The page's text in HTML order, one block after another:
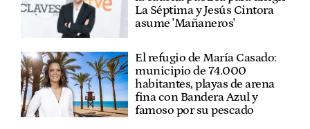
La Séptima y Jesús Cintora
asume 'Mañaneros'
El refugio de María Casado:
municipio de 74.000
habitantes, playas de arena
fina con Bandera Azul y
famoso por su pescado